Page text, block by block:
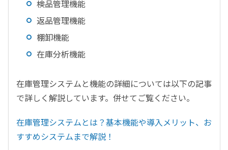
検品管理機能
返品管理機能
棚卸機能
在庫分析機能
在庫管理システムと機能の詳細については以下の記事
で詳しく解説しています。併せてご覧ください。
在庫管理システムとは？基本機能や導入メリット、お
すすめシステムまで解説！